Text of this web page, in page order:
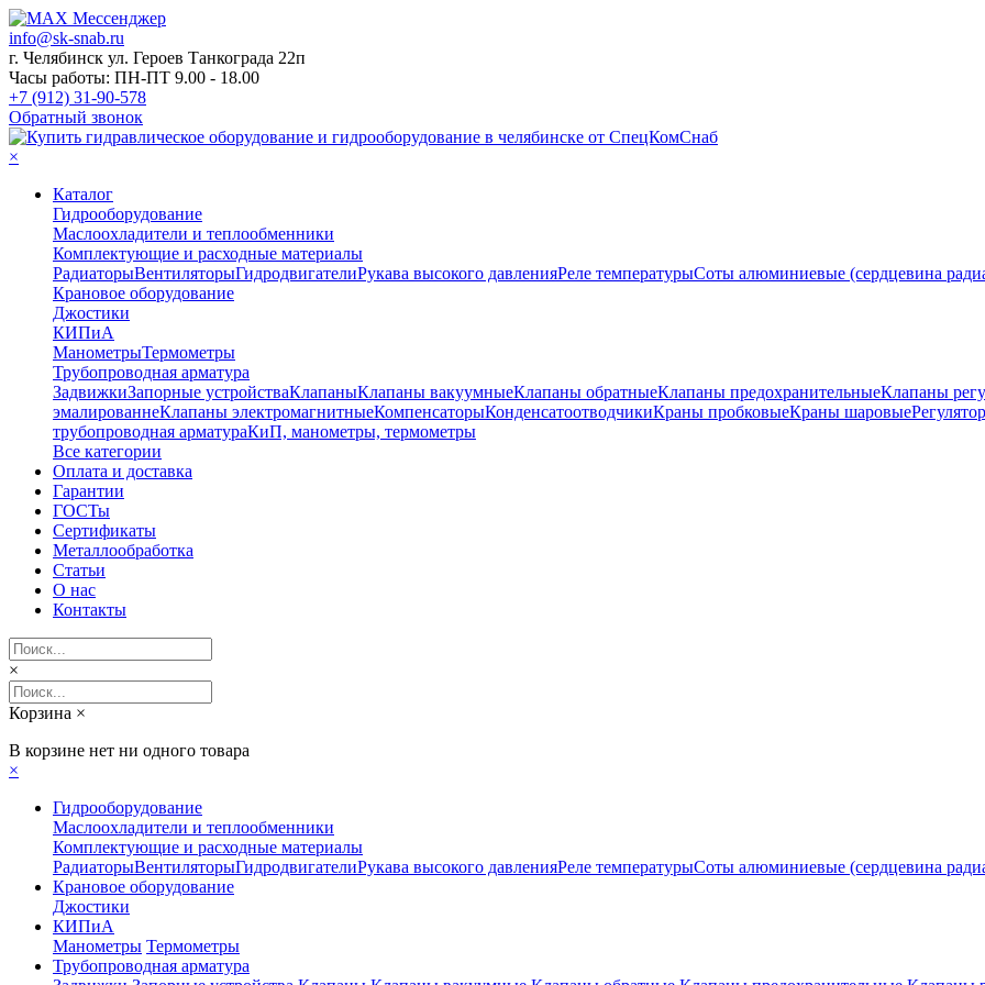
info@sk-snab.ru
г. Челябинск ул. Героев Танкограда 22п
Часы работы: ПН-ПТ 9.00 - 18.00
+7 (912) 31-90-578
Обратный звонок
×
Каталог
Гидрооборудование
Маслоохладители и теплообменники
Комплектующие и расходные материалы
РадиаторыВентиляторыГидродвигателиРукава высокого давленияРеле температурыСоты алюминиевые (сердцевина
Крановое оборудование
Джостики
КИПиА
МанометрыТермометры
Трубопроводная арматура
ЗадвижкиЗапорные устройстваКлапаныКлапаны вакуумныеКлапаны обратныеКлапаны предохранительныеКлапаны
эмалированнеКлапаны электромагнитныеКомпенсаторыКонденсатоотводчикиКраны пробковыеКраны шаровые
трубопроводная арматураКиП, манометры, термометры
Все категории
Оплата и доставка
Гарантии
ГОСТы
Сертификаты
Металлообработка
Статьи
О нас
Контакты
×
Корзина ×
В корзине нет ни одного товара
×
Гидрооборудование
Маслоохладители и теплообменники
Комплектующие и расходные материалы
РадиаторыВентиляторыГидродвигателиРукава высокого давленияРеле температурыСоты алюминиевые (сердцевина
Крановое оборудование
Джостики
КИПиА
Манометры Термометры
Трубопроводная арматура